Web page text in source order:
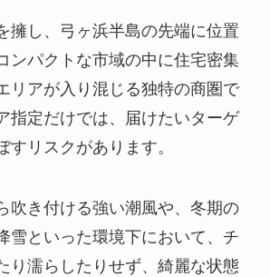
擁し、弓ヶ浜半島の先端に位置
ンパクトな市域の中に住宅密集
リアが入り混じる独特の商圏で
指定だけでは、届けたいターゲ
すリスクがあります。
吹き付ける強い潮風や、冬期の
雪といった環境下において、チ
り濡らしたりせず、綺麗な状態